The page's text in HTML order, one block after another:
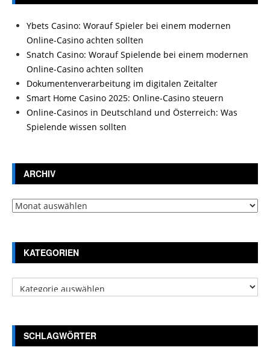
Ybets Casino: Worauf Spieler bei einem modernen
Online-Casino achten sollten
Snatch Casino: Worauf Spielende bei einem modernen
Online-Casino achten sollten
Dokumentenverarbeitung im digitalen Zeitalter
Smart Home Casino 2025: Online-Casino steuern
Online-Casinos in Deutschland und Österreich: Was
Spielende wissen sollten
ARCHIV
Archiv
KATEGORIEN
Kategorien
SCHLAGWÖRTER